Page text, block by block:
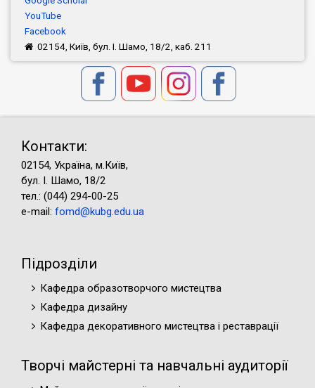
YouTube
Facebook
02154, Київ, бул. І. Шамо, 18/2, каб. 211
Контакти:
02154, Україна, м.Київ,
бул. І. Шамо, 18/2
тел.: (044) 294-00-25
e-mail: fomd@kubg.edu.ua
Підрозділи
Кафедра образотворчого мистецтва
Кафедра дизайну
Кафедра декоративного мистецтва і реставрації
Творчі майстерні та навчальні аудиторії